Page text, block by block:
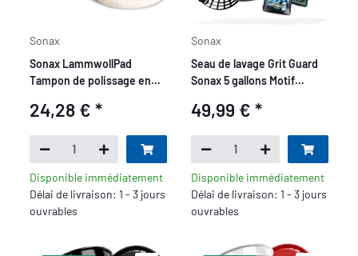
Sonax
Sonax LammwollPad
Tampon de polissage en
24,28 €*
Disponible immédiatement
Délai de livraison: 1 - 3 jours
ouvrables
Sonax
Seau de lavage Grit Guard
Sonax 5 gallons Motif
5 pièces
49,99 € *
Disponible immédiatement
Délai de livraison: 1 - 3 jours
ouvrables